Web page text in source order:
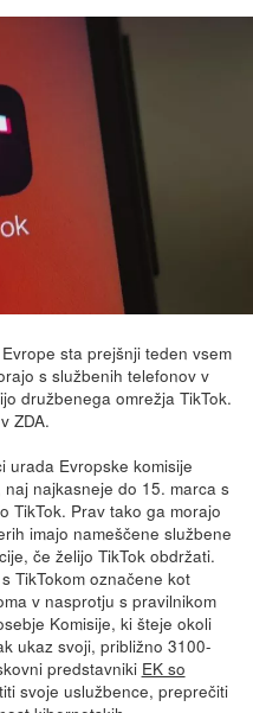
sta prejšnji teden vsem
s službenih telefonov v
družbenega omrežja TikTok.
ZDA.
urada Evropske komisije
najkasneje do 15. marca s
TikTok. Prav tako ga morajo
imajo nameščene službene
če želijo TikTok obdržati.
TikTokom označene kot
v nasprotju s pravilnikom
Komisije, ki šteje okoli
ukaz svoji, približno 3100-
predstavniki EK so
svoje uslužbence, preprečiti